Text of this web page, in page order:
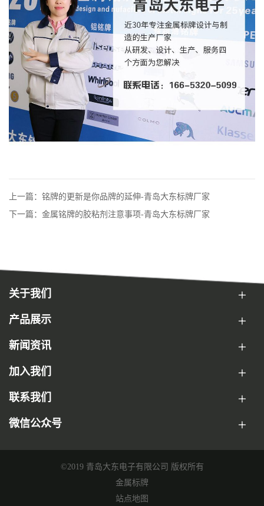
上一篇：铭牌的更新是你品牌的延伸-青岛大东标牌厂家
下一篇：金属铭牌的胶粘剂注意事项-青岛大东标牌厂家
关于我们
产品展示
新闻资讯
加入我们
联系我们
微信公众号
©2019 青岛大东电子有限公司 版权所有
金属标牌
站点地图